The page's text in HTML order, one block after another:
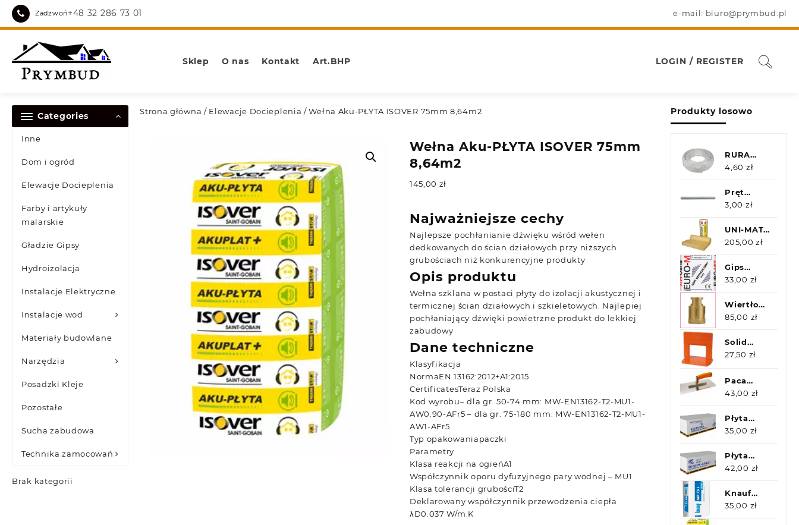
Skip
content
Zadzwoń+48 32 286 73 01 e-mail: biuro@prymbud.pl
Sklep O nas Kontakt Art.BHP LOGIN / REGISTER
Categories
Inne
Dom i ogród
Elewacje Docieplenia
Farby i artykuły
malarskie
Gładzie Gipsy
Hydroizolacja
Instalacje Elektryczne
Instalacje wod
Materiały budowlane
Narzędzia
Posadzki Kleje
Pozostałe
Sucha zabudowa
Technika zamocowań
Brak kategorii
Strona główna / Elewacje Docieplenia / Wełna Aku-PŁYTA ISOVER 75mm 8,64m2
Wełna Aku-PŁYTA ISOVER 75mm
8,64m2
145,00 zł
Najważniejsze cechy
Najlepsze pochłanianie dźwięku wśród wełen
dedkowanych do ścian działowych przy niższych
grubościach niż konkurencyjne produkty
Opis produktu
Wełna szklana w postaci płyty do izolacji akustycznej i
termicznej ścian działowych i szkieletowych. Najlepiej
pochłaniający dźwięki powietrzne produkt do lekkiej
zabudowy
Dane techniczne
Klasyfikacja
NormaEN 13162:2012+A1:2015
CertificatesTeraz Polska
Kod wyrobu– dla gr. 50-74 mm: MW-EN13162-T2-MU1-
AW0.90-AFr5 – dla gr. 75-180 mm: MW-EN13162-T2-MU1-
AW1-AFr5
Typ opakowaniapaczki
Parametry
Klasa reakcji na ogieńA1
Współczynnik oporu dyfuzyjnego pary wodnej – MU1
Klasa tolerancji grubościT2
Deklarowany współczynnik przewodzenia ciepła
λD0.037 W/m.K
Produkty losowo
RURA
PEX/AL/PEX
16X2,00
(200M)
4,60 zł
Pręt
gwint. 4.8
Oc
3,00 zł
UNI-MATA
ISOVER
0.038
W/m*K
205,00zł
Gips
Szpachlowy
20kg GX-
START
33,00 zł
Wiertło
Diamentowe
30mm
85,00 zł
Solid
klips 1-
27,50 zł
Paca
nierdzewna
SOLID
13/280
43,00 zł
Płyta
gipsowa
1200x2600
Rigips
35,00 zł
Płyta
Gipsowa
1200x2600
4Pro
42,00 zł
Knauf
MP75L
35,00 zł